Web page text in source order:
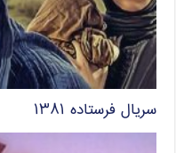
سریال فرستاده ۱۳۸۱